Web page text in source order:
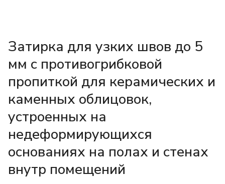
Затирка для узких швов до 5
мм с противогрибковой
пропиткой для керамических и
каменных облицовок,
устроенных на
недеформирующихся
основаниях на полах и стенах
внутр помещений